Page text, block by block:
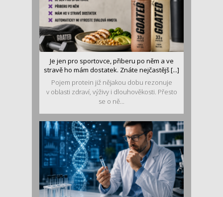
Je jen pro sportovce, přiberu po něm a ve
stravě ho mám dostatek. Znáte nejčastějš [...]
Pojem protein již nějakou dobu rezonuje
v oblasti zdraví, výživy i dlouhověkosti. Přesto
se o ně...